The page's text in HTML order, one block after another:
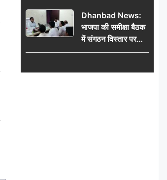
किलो चांदी बरामद
Dhanbad News:
भाजपा की समीक्षा बैठक
में संगठन विस्तार पर
मंथन, बीडीओ से
जनसमस्याओं का विवरण